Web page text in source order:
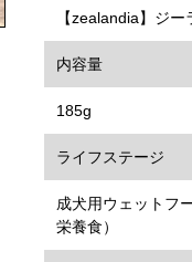
【zealandia】ジ
内容量
185g
ライフステージ
成犬用ウェットフ
栄養食）